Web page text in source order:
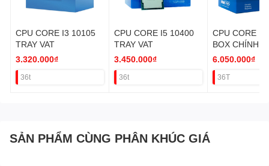
CPU CORE I3 10105
TRAY VAT
3.320.000₫
36t
CPU CORE I5 10400
TRAY VAT
3.450.000₫
36t
CPU CORE I7
BOX CHÍNH
VAT (LƯU Ý
ONBOARD)
6.050.000₫
36T
SẢN PHẨM CÙNG PHÂN KHÚC GIÁ